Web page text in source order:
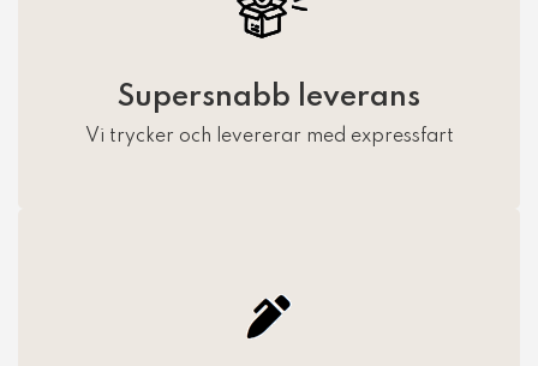
Supersnabb leverans
Vi trycker och levererar med expressfart